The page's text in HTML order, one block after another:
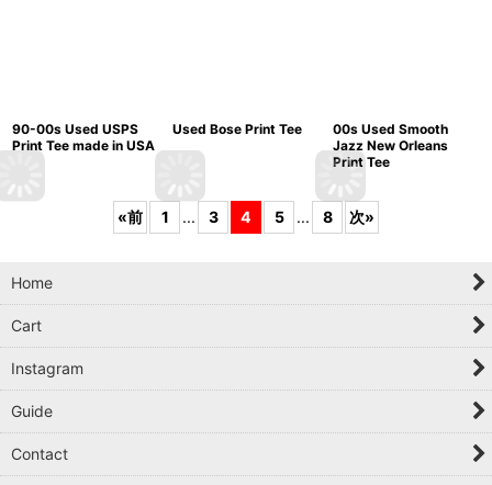
90-00s Used USPS
Print Tee made in USA
Used Bose Print Tee
00s Used Smooth
Jazz New Orleans
Print Tee
«前 1 ... 3 4 5 ... 8 次»
Home
Cart
Instagram
Guide
Contact